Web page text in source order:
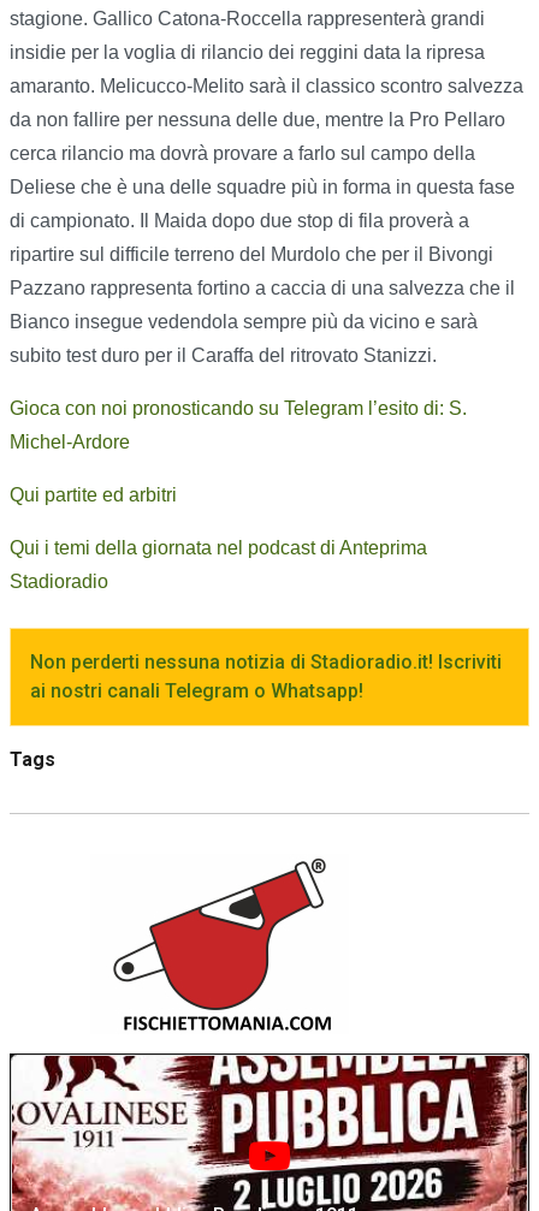
stagione. Gallico Catona-Roccella rappresenterà grandi
insidie per la voglia di rilancio dei reggini data la ripresa
amaranto. Melicucco-Melito sarà il classico scontro salvezza
da non fallire per nessuna delle due, mentre la Pro Pellaro
cerca rilancio ma dovrà provare a farlo sul campo della
Deliese che è una delle squadre più in forma in questa fase
di campionato. Il Maida dopo due stop di fila proverà a
ripartire sul difficile terreno del Murdolo che per il Bivongi
Pazzano rappresenta fortino a caccia di una salvezza che il
Bianco insegue vedendola sempre più da vicino e sarà
subito test duro per il Caraffa del ritrovato Stanizzi.
Gioca con noi pronosticando su Telegram l’esito di: S.
Michel-Ardore
Qui partite ed arbitri
Qui i temi della giornata nel podcast di Anteprima
Stadioradio
Non perderti nessuna notizia di Stadioradio.it! Iscriviti
ai nostri canali Telegram o Whatsapp!
Tags